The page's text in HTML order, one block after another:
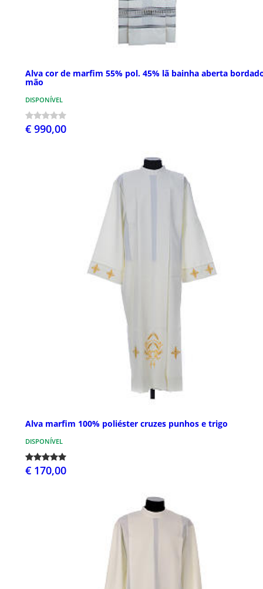
Alva cor de marfim 55% pol. 45% lã bainha aberta
mão
DISPONÍVEL
€ 990,00
Alva marfim 100% poliéster cruzes punhos e trigo
DISPONÍVEL
€ 170,00